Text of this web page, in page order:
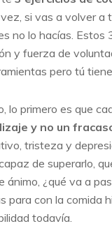
si vas a volver
no lo hacías. Estos
y fuerza de
pero tú
lo primero es que
y no un
tristeza y
de superarlo,
ánimo, ¿qué va a
para con la comida
todavía.